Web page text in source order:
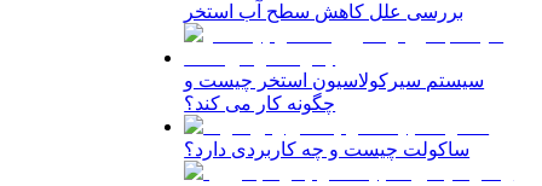
بررسی علل کاهش سطح آب استخر
سیستم سیرکولاسیون استخر چیست و
چگونه کار می کند؟
ساکولت چیست و چه کاربردی دارد؟